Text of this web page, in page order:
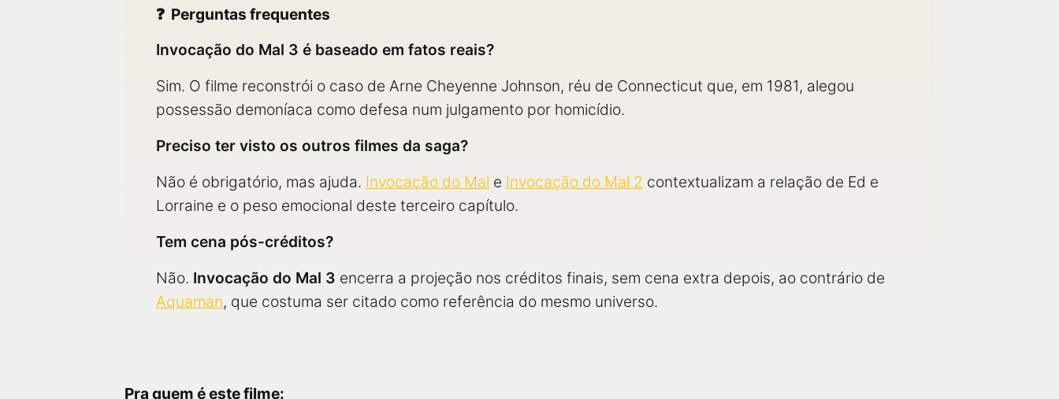
Perguntas frequentes
Invocação do Mal 3 é baseado em fatos reais?
Sim. O filme reconstrói o caso de Arne Cheyenne Johnson, réu de Connecticut que, em 1981, alegou
possessão demoníaca como defesa num julgamento por homicídio.
Preciso ter visto os outros filmes da saga?
Não é obrigatório, mas ajuda. Invocação do Mal e Invocação do Mal 2 contextualizam a relação de Ed e
Lorraine e o peso emocional deste terceiro capítulo.
Tem cena pós-créditos?
Não. Invocação do Mal 3 encerra a projeção nos créditos finais, sem cena extra depois, ao contrário de
Aquaman, que costuma ser citado como referência do mesmo universo.
Pra quem é este filme: